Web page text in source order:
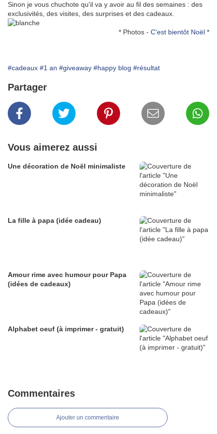
Sinon je vous chuchote qu'il va y avoir au fil des semaines : des
exclusivités, des visites, des surprises et des cadeaux.
* Photos - C'est bientôt Noël *
#cadeaux #1 an #giveaway #happy blog #résultat
Partager
Vous aimerez aussi
Une décoration de Noël minimaliste
La fille à papa (idée cadeau)
Amour rime avec humour pour Papa
(idées de cadeaux)
Alphabet oeuf (à imprimer - gratuit)
Commentaires
Ajouter un commentaire